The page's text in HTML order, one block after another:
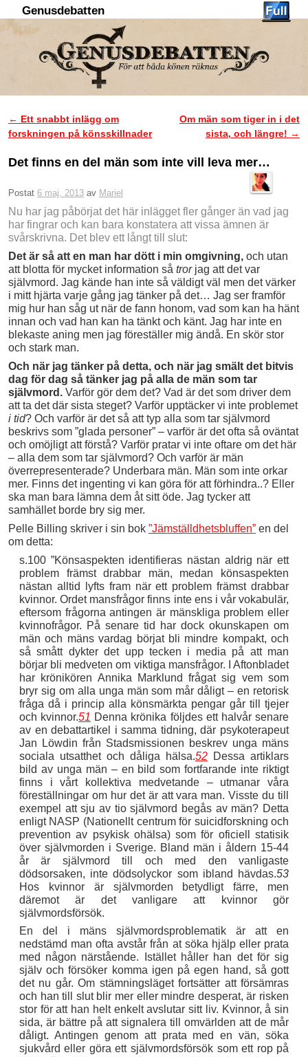
Genusdebatten
Inläggsnavigering
← Ett snabbt inlägg om
forskningen på könsskillnader
Om män som tiger in i det
sista, och längre! →
Det finns en del män som inte vill leva mer…
Postat 6 maj, 2013 av Mariel
Nu har jag påbörjat det här inlägget fler gånger än vad jag
har fingrar och kan bara konstatera att vissa ämnen är
svårskrivna. Det blev ett långt till slut:
Det är så att en man har dött i min omgivning, och utan
att blotta för mycket information så trorjag att det var
självmord. Jag kände han inte så väldigt väl men det värker
i mitt hjärta varje gång jag tänker på det… Jag ser framför
mig hur han såg ut när de fann honom, vad som kan ha hänt
innan och vad han kan ha tänkt och känt. Jag har inte en
blekaste aning men jag föreställer mig ändå. En skör stor
och stark man.
Och när jag tänker på detta, och när jag smält det bitvis
dag för dag så tänker jag på alla de män som tar
självmord. Varför gör dem det? Vad är det som driver dem
att ta det där sista steget? Varför upptäcker vi inte problemet
i tid? Och varför är det så att typ alla som tar självmord
beskrivs som ”glada personer” – varför är det ofta så oväntat
och omöjligt att förstå? Varför pratar vi inte oftare om det här
– alla dem som tar självmord? Och varför är män
överrepresenterade? Underbara män. Män som inte orkar
mer. Finns det ingenting vi kan göra för att förhindra..? Eller
ska man bara lämna dem åt sitt öde. Jag tycker att
samhället borde bry sig mer.
Pelle Billing skriver i sin bok ”Jämställdhetsbluffen” en del
om detta:
s.100 ”Könsaspekten identifieras nästan aldrig när ett
problem främst drabbar män, medan könsaspekten
nästan alltid lyfts fram när ett problem främst drabbar
kvinnor. Ordet mansfrågor finns inte ens i vår vokabulär,
eftersom frågorna antingen är mänskliga problem eller
kvinnofrågor. På senare tid har dock okunskapen om
män och mäns vardag börjat bli mindre kompakt, och
så smått dykter det upp tecken i media på att man
börjar bli medveten om viktiga mansfrågor. I Aftonbladet
har krönikören Annika Marklund frågat sig vem som
bryr sig om alla unga män som mår dåligt – en retorisk
fråga då i princip alla könsmärkta pengar går till tjejer
och kvinnor.51 Denna krönika följdes ett halvår senare
av en debattartikel i samma tidning, där psykoterapeut
Jan Löwdin från Stadsmissionen beskrev unga mäns
sociala utsatthet och dåliga hälsa.52 Dessa artiklars
bild av unga män – en bild som fortfarande inte riktigt
finns i vårt kollektiva medvetande – utmanar våra
föreställningar om hur det är att vara man. Visste du till
exempel att sju av tio självmord begås av män? Detta
enligt NASP (Nationellt centrum för suicidforskning och
prevention av psykisk ohälsa) som för oficiell statisik
över självmorden i Sverige. Bland män i åldern 15-44
år är självmord till och med den vanligaste
dödsorsaken, inte dödsolyckor som ibland hävdas.53
Hos kvinnor är självmorden betydligt färre, men
däremot är det vanligare att kvinnor gör
självmordsförsök.
En del i mäns självmordsproblematik är att en
nedstämd man ofta avstår från at söka hjälp eller prata
med någon närstående. Istället håller han det för sig
själv och försöker komma igen på egen hand, så gott
det nu går. Om stämningsläget fortsätter att försämras
och han till slut blir mer eller mindre desperat, är risken
stor för att han helt enkelt avslutar sitt liv. Kvinnor, å sin
sida, är bättre på att signalera till omvärlden att de mår
dåligt. Antingen genom att prata med en vän, söka
sjukvård eller göra ett självmordsförsök som ett rop på